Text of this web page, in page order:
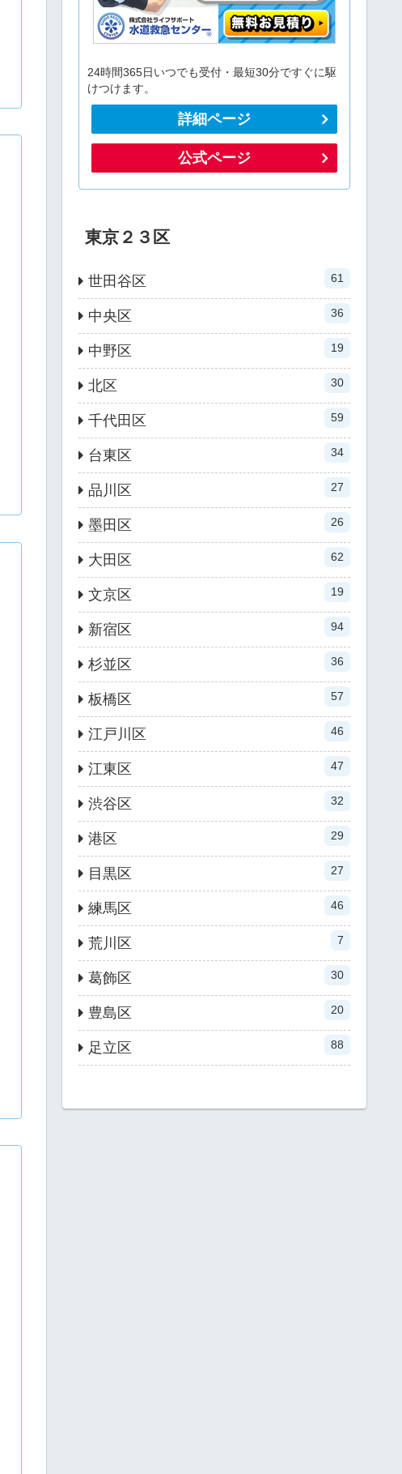
24時間365日いつでも受付・最短30分ですぐに駆
けつけます。
詳細ページ
公式ページ
東京２３区
世田谷区 61
中央区 36
中野区 19
北区 30
千代田区 59
台東区 34
品川区 27
墨田区 26
大田区 62
文京区 19
新宿区 94
杉並区 36
板橋区 57
江戸川区 46
江東区 47
渋谷区 32
港区 29
目黒区 27
練馬区 46
荒川区 7
葛飾区 30
豊島区 20
足立区 88